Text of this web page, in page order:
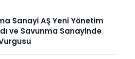
Sanayi AŞ Yeni Yönetim
ve Savunma Sanayinde